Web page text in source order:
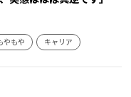
やもや キャリア